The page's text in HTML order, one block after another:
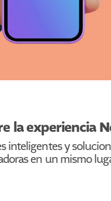
la experiencia
inteligentes y
en un mismo